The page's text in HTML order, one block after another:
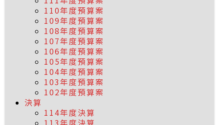
110年度預算案
109年度預算案
108年度預算案
107年度預算案
106年度預算案
105年度預算案
104年度預算案
103年度預算案
102年度預算案
決算
114年度決算